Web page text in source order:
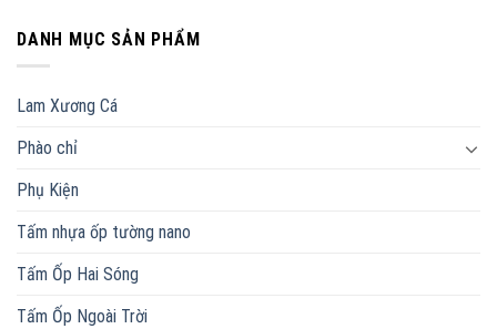
DANH MỤC SẢN PHẨM
Lam Xương Cá
Phào chỉ
Phụ Kiện
Tấm nhựa ốp tường nano
Tấm Ốp Hai Sóng
Tấm Ốp Ngoài Trời